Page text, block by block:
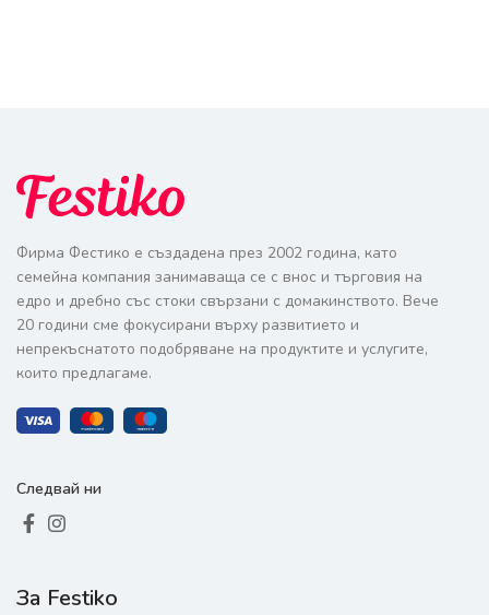
Фирма Фестико е създадена през 2002 година, като
семейна компания занимаваща се с внос и търговия на
едро и дребно със стоки свързани с домакинството. Вече
20 години сме фокусирани върху развитието и
непрекъснатото подобряване на продуктите и услугите,
които предлагаме.
Следвай ни
За Festiko